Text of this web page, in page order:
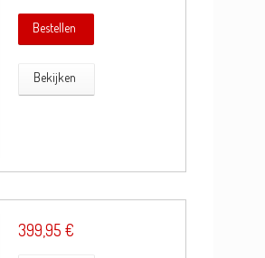
Bestellen
Bekijken
399,95 €